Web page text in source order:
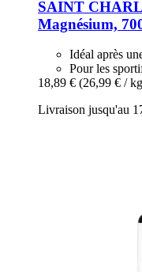
SAINT
Magnésium,
Idéal après
Pour les
18,89 € (26,99 € /
Livraison jusqu'au